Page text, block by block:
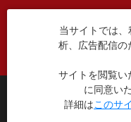
このサイトについて
お問い合わせ
〒110-8615
当サイトでは
析、広告配信の
サイトを閲覧い
に同意い
詳細はこのサ